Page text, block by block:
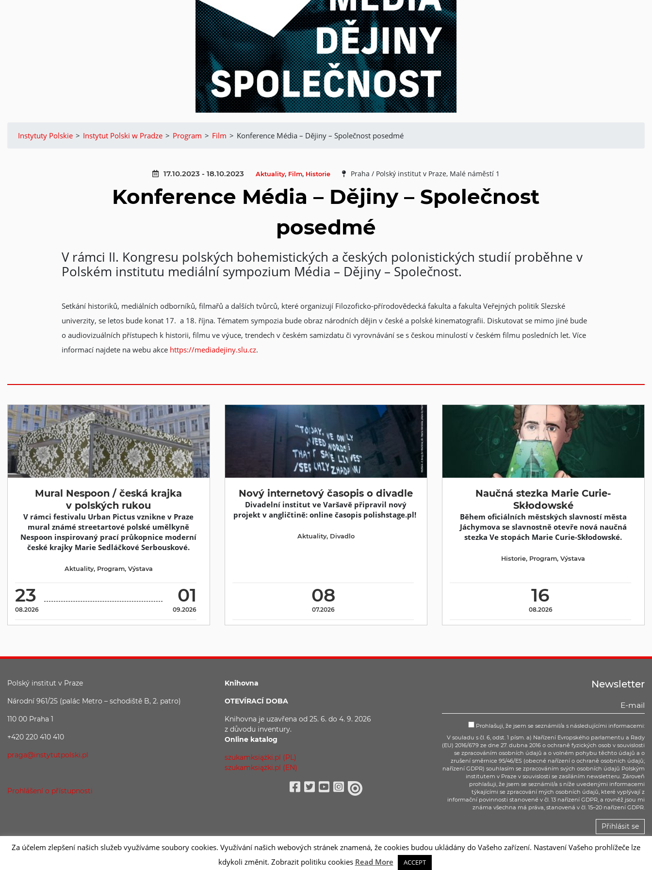
Instytuty Polskie > Instytut Polski w Pradze > Program > Film > Konference Média – Dějiny – Společnost posedmé
17.10.2023 - 18.10.2023 Aktuality, Film, Historie Praha / Polský institut v Praze, Malé náměstí 1
Konference Média – Dějiny – Společnost
posedmé
V rámci II. Kongresu polských bohemistických a českých polonistických studií proběhne v
Polském institutu mediální sympozium Média – Dějiny – Společnost.
Setkání historiků, mediálních odborníků, filmařů a dalších tvůrců, které organizují Filozoficko-přírodovědecká fakulta a fakulta Veřejných politik Slezské
univerzity, se letos bude konat 17. a 18. října. Tématem sympozia bude obraz národních dějin v české a polské kinematografii. Diskutovat se mimo jiné bude
o audiovizuálních přístupech k historii, filmu ve výuce, trendech v českém samizdatu či vyrovnávání se s českou minulostí v českém filmu posledních let. Více
informací najdete na webu akce https://mediadejiny.slu.cz.
Mural Nespoon / česká krajka
v polských rukou
V rámci festivalu Urban Pictus vznikne v Praze
mural známé streetartové polské umělkyně
Nespoon inspirovaný prací průkopnice moderní
české krajky Marie Sedláčkové Serbouskové.
23
08.2026
01
09.2026
Aktuality, Program, Výstava
Nový internetový časopis o divadle
Divadelní institut ve Varšavě připravil nový
projekt v angličtině: online časopis polishstage.pl!
08
07.2026
Aktuality, Divadlo
Naučná stezka Marie Curie-
Skłodowské
Během oficiálních městských slavností města
Jáchymova se slavnostně otevře nová naučná
stezka Ve stopách Marie Curie-Skłodowské.
16
08.2026
Historie, Program,Výstava
Polský institut v Praze
Národní 961/25 (palác Metro – schodiště B, 2. patro)
110 00 Praha 1
+420 220 410 410
praga@instytutpolski.pl
Prohlášení o přístupnosti
Knihovna
OTEVÍRACÍ DOBA
Knihovna je uzavřena od 25. 6. do 4. 9. 2026
z důvodu inventury.
Online katalog
szukamksiążki.pl (PL)
szukamksiążki.pl (EN)
Newsletter
Prohlašuji, že jsem se seznámil/a s následujícími informacemi:
V souladu s čl. 6, odst. 1 písm. a) Nařízení Evropského parlamentu a Rady
(EU) 2016/679 ze dne 27. dubna 2016 o ochraně fyzických osob v souvislosti
se zpracováním osobních údajů a o volném pohybu těchto údajů a o
zrušení směrnice 95/46/ES (obecné nařízení o ochraně osobních údajů;
nařízení GDPR) souhlasím se zpracováním svých osobních údajů Polským
institutem v Praze v souvislosti se zasíláním newsletteru. Zároveň
prohlašuji, že jsem se seznámil/a s níže uvedenými informacemi
týkajícími se zpracování mých osobních údajů, které vyplývají z
informační povinnosti stanovené v čl. 13 nařízení GDPR, a rovněž jsou mi
známa všechna má práva, stanovená v čl. 15–20 nařízení GDPR.
Přihlásit se
Za účelem zlepšení našich služeb využíváme soubory cookies. Využívání našich webových stránek znamená, že cookies budou ukládány do Vašeho zařízení. Nastavení Vašeho prohlížeče lze
kdykoli změnit. Zobrazit politiku cookies Read More ACCEPT